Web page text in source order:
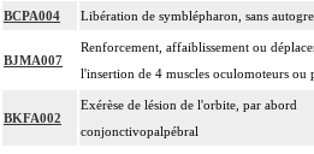
BCPA004 Libération de symblépharon, sans
BJMA007
Renforcement, affaiblissement ou
l'insertion de 4 muscles oculomoteurs ou
BKFA002
Exérèse de lésion de l'orbite, par abord
conjonctivopalpébral